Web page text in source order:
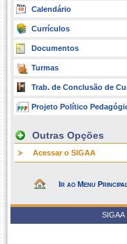
Calendário
Currículos
Documentos
Turmas
Trab. de Conclusão de
Projeto Político
Outras Opções
Acessar o SIGAA
Ir ao Menu Principal
SIGAA